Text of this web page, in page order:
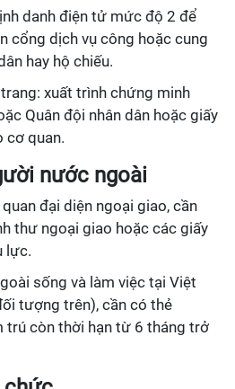
danh điện tử mức độ 2 để
cổng dịch vụ công hoặc cung
hay hộ chiếu.
xuất trình chứng minh
Quân đội nhân dân hoặc giấy
cơ quan.
nước ngoài
đại diện ngoại giao, cần
thư ngoại giao hoặc các giấy
lực.
sống và làm việc tại Việt
tượng trên), cần có thẻ
trú còn thời hạn từ 6 tháng trở